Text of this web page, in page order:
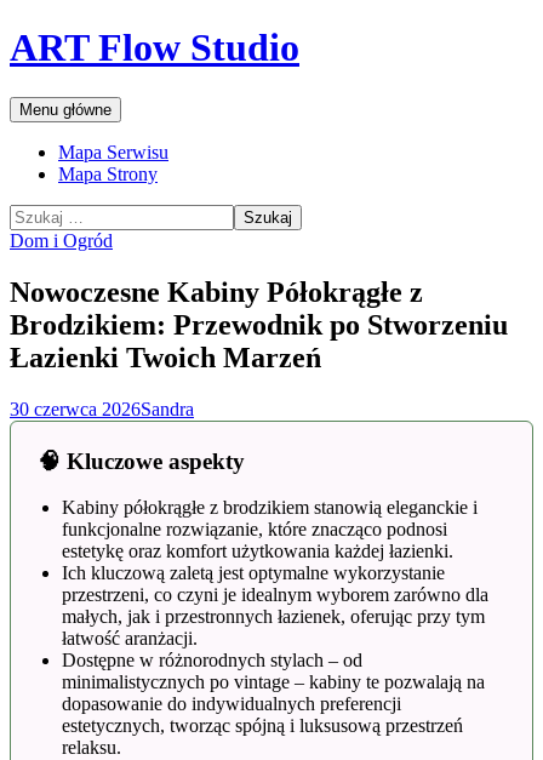
Przejdź
do
ART Flow Studio
Szukaj
Menu główne
Mapa Serwisu
Mapa Strony
Szukaj:
Dom i Ogród
Nowoczesne Kabiny Półokrągłe z
Brodzikiem: Przewodnik po Stworzeniu
Łazienki Twoich Marzeń
30 czerwca 2026Sandra
🧠 Kluczowe aspekty
Kabiny półokrągłe z brodzikiem stanowią eleganckie i
funkcjonalne rozwiązanie, które znacząco podnosi
estetykę oraz komfort użytkowania każdej łazienki.
Ich kluczową zaletą jest optymalne wykorzystanie
przestrzeni, co czyni je idealnym wyborem zarówno dla
małych, jak i przestronnych łazienek, oferując przy tym
łatwość aranżacji.
Dostępne w różnorodnych stylach – od
minimalistycznych po vintage – kabiny te pozwalają na
dopasowanie do indywidualnych preferencji
estetycznych, tworząc spójną i luksusową przestrzeń
relaksu.